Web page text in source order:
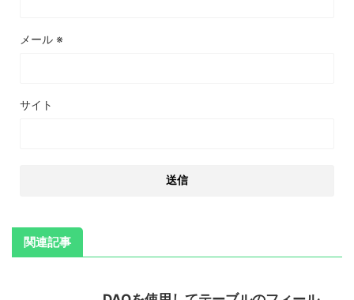
メール ※
サイト
関連記事